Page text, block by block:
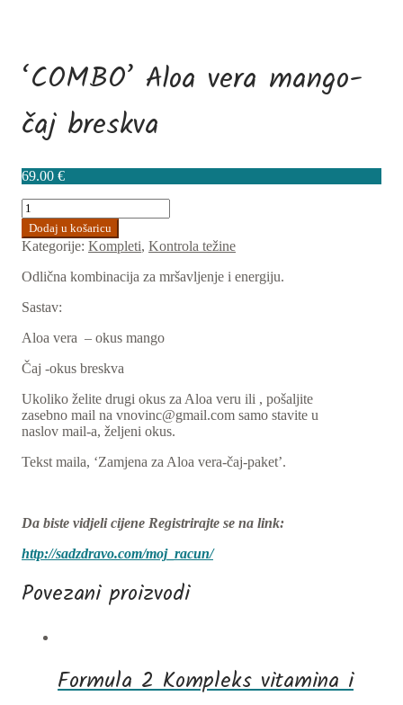
‘COMBO’ Aloa vera mango-
čaj breskva
69.00 €
'COMBO'
Aloa
vera
mango-
čaj
breskva
količina
Dodaj u košaricu
Kategorije: Kompleti, Kontrola težine
Odlična kombinacija za mršavljenje i energiju.
Sastav:
Aloa vera – okus mango
Čaj -okus breskva
Ukoliko želite drugi okus za Aloa veru ili , pošaljite
zasebno mail na vnovinc@gmail.com samo stavite u
naslov mail-a, željeni okus.
Tekst maila, ‘Zamjena za Aloa vera-čaj-paket’.
Da biste vidjeli cijene Registrirajte se na link:
http://sadzdravo.com/moj_racun/
Povezani proizvodi
Formula 2 Kompleks vitamina i